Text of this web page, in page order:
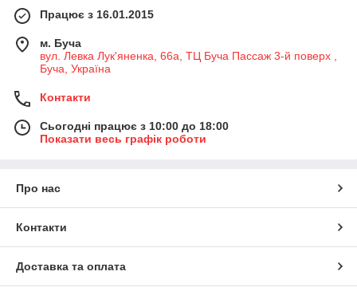
Працює з 16.01.2015
м. Буча
вул. Левка Лук'яненка, 66а, ТЦ Буча Пассаж 3-й поверх ,
Буча, Україна
Контакти
Сьогодні працює з 10:00 до 18:00
Показати весь графік роботи
Про нас
Контакти
Доставка та оплата